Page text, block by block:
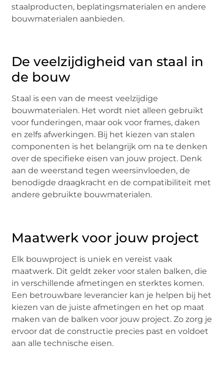
staalproducten, beplatingsmaterialen en andere
bouwmaterialen aanbieden.
De veelzijdigheid van staal in
de bouw
Staal is een van de meest veelzijdige
bouwmaterialen. Het wordt niet alleen gebruikt
voor funderingen, maar ook voor frames, daken
en zelfs afwerkingen. Bij het kiezen van stalen
componenten is het belangrijk om na te denken
over de specifieke eisen van jouw project. Denk
aan de weerstand tegen weersinvloeden, de
benodigde draagkracht en de compatibiliteit met
andere gebruikte bouwmaterialen.
Maatwerk voor jouw project
Elk bouwproject is uniek en vereist vaak
maatwerk. Dit geldt zeker voor stalen balken, die
in verschillende afmetingen en sterktes komen.
Een betrouwbare leverancier kan je helpen bij het
kiezen van de juiste afmetingen en het op maat
maken van de balken voor jouw project. Zo zorg je
ervoor dat de constructie precies past en voldoet
aan alle technische eisen.